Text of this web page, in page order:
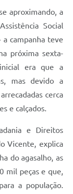
aproximando, a
Social
a campanha teve
próxima sexta-
era que a
mas devido a
cerca
e calçados.
e Direitos
Vicente, explica
do agasalho, as
mil peças e que,
a população.